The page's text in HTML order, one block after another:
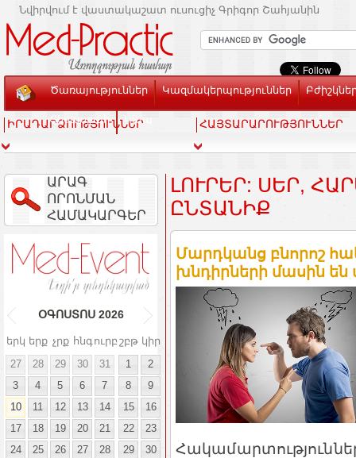
Նվիրվում է վաստակաշատ ուսուցիչ Գրիգոր Շահյանին
Ծառայություններ Կազմակերպություններ
Տեսասրահ Կապ
ԻՐԱԴԱՐՁՈՒԹՅՈՒՆՆԵՐ ՀԱՅՏԱՐԱՐՈՒԹՅՈՒՆՆԵՐ
ԱՐԱԳ
ՈՐՈՆՄԱՆ
ՀԱՄԱԿԱՐԳԵՐ
ՕԳՈՍՏՈՍ 2026
երկ երք չրք հնգուրբ շբթ կիր
27
28 29 30 31 1
2
3
4 5 6 7 8
9
10
11 12 13 14 15
16
17
18 19 20 21 22
23
24
25 26 27 28 29
30
ԼՈՒՐԵՐ: ՍԵՐ,
ԸՆՏԱՆԻՔ
Մարդկանց բնորոշ
խնդիրների մասին են